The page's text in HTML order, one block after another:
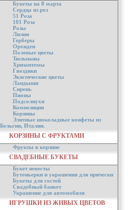
Букеты на 8 марта
Сердца из роз
51 Роза
101 Роза
Розы
Лилии
Герберы
Орхидеи
Полевые цветы
Тюльпаны
Хризантемы
Гвоздики
Экзотические цветы
Ландыши
Сирень
Пионы
Подсолнухи
Композиции
Корзины
Элитные шоколадные конфеты из
Бельгии, Италии.
КОРЗИНЫ С ФРУКТАМИ
Фрукты в корзине
СВАДЕБНЫЕ БУКЕТЫ
Букет невесты
Бутоньерки и украшения для прически
Букеты для гостей
Свадебный банкет
Украшение для автомобиля
ИГРУШКИ ИЗ ЖИВЫХ ЦВЕТОВ